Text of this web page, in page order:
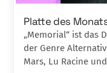
Platte des
„Memorial“ ist das
der Genre
Mars, Lu Racine